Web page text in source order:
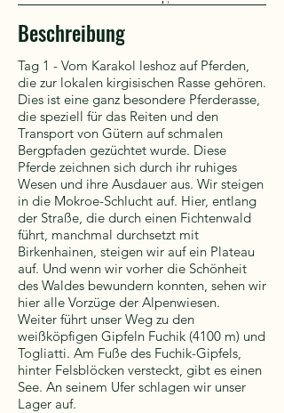
Beschreibung
Tag 1 - Vom Karakol leshoz auf Pferden,
die zur lokalen kirgisischen Rasse gehören.
Dies ist eine ganz besondere Pferderasse,
die speziell für das Reiten und den
Transport von Gütern auf schmalen
Bergpfaden gezüchtet wurde. Diese
Pferde zeichnen sich durch ihr ruhiges
Wesen und ihre Ausdauer aus. Wir steigen
in die Mokroe-Schlucht auf. Hier, entlang
der Straße, die durch einen Fichtenwald
führt, manchmal durchsetzt mit
Birkenhainen, steigen wir auf ein Plateau
auf. Und wenn wir vorher die Schönheit
des Waldes bewundern konnten, sehen wir
hier alle Vorzüge der Alpenwiesen.
Weiter führt unser Weg zu den
weißköpfigen Gipfeln Fuchik (4100 m) und
Togliatti. Am Fuße des Fuchik-Gipfels,
hinter Felsblöcken versteckt, gibt es einen
See. An seinem Ufer schlagen wir unser
Lager auf.